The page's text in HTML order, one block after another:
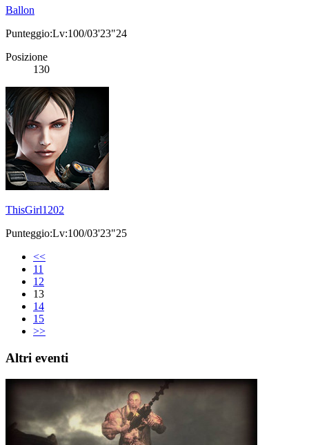
Ballon
Punteggio:Lv:100/03'23"24
Posizione
130
ThisGirl1202
Punteggio:Lv:100/03'23"25
<<
11
12
13
14
15
>>
Altri eventi